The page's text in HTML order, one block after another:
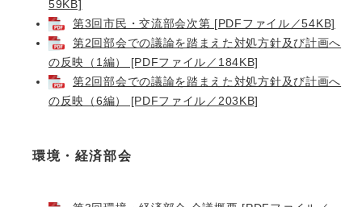
59KB]
第3回市民・交流部会次第 [PDFファイル／54KB]
第2回部会での議論を踏まえた対処方針及び計画へ
の反映（1編） [PDFファイル／184KB]
第2回部会での議論を踏まえた対処方針及び計画へ
の反映（6編） [PDFファイル／203KB]
環境・経済部会